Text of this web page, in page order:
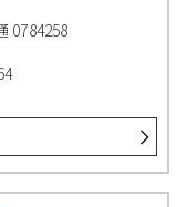
0784258